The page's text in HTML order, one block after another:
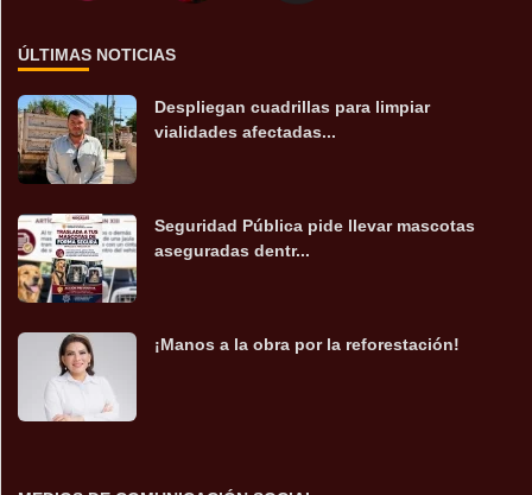
ÚLTIMAS NOTICIAS
Despliegan cuadrillas para limpiar
vialidades afectadas...
Seguridad Pública pide llevar mascotas
aseguradas dentr...
¡Manos a la obra por la reforestación!